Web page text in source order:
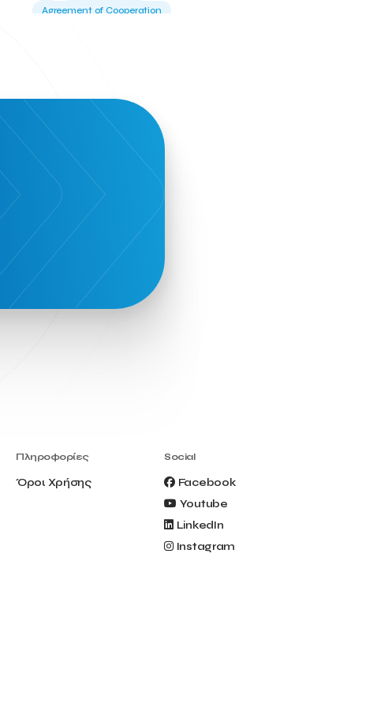
Agreement of Cooperation
Amirandes Grecotel Boutique Resort
Angela Gerekou
Applications
Archimedes Center
Artificial Intelligence
Athens News Agency
Athens University of Economics &
Business
Best accelerator
Best incubator
Bizrupt
Booths 34-35
Borrn
Boutique Hotel
Cactus Royal Spa & Resort Hotel.
Campsaround
Canaves Oia Suites
Creta Maris
Creta Palm
Culture
Deliverback
Πληροφορίες
Όροι Χρήσης
Social
Facebook
Youtube
LinkedIn
Instagram